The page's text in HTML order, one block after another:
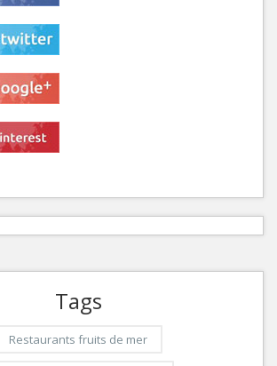
Tags
Restaurants fruits de mer